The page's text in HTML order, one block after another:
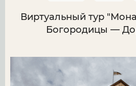
Виртуальный тур
Богородицы —